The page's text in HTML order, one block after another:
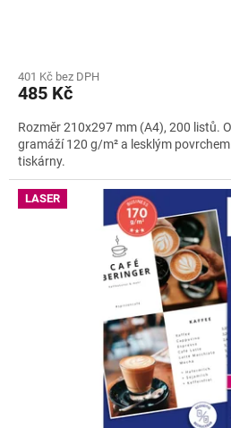
401 Kč bez DPH
485 Kč
Rozměr 210x297 mm (A4), 200 listů.
gramáží 120 g/m² a lesklým
tiskárny.
LASER